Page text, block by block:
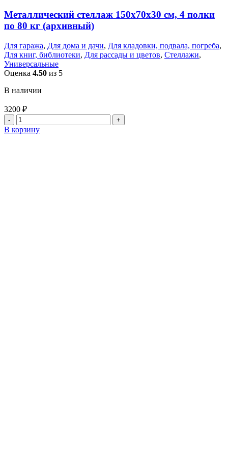
Металлический стеллаж 150x70x30 см, 4 полки
по 80 кг (архивный)
Для гаража, Для дома и дачи, Для кладовки, подвала, погреба,
Для книг, библиотеки, Для рассады и цветов, Стеллажи,
Универсальные
Оценка 4.50 из 5
В наличии
3200 ₽
Количество
товара
Металлический
В корзину